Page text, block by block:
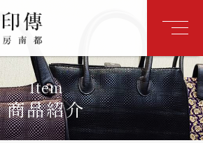
Item
商品紹介